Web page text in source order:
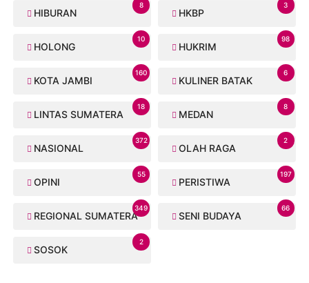
HIBURAN
8
HKBP
3
HOLONG
10
HUKRIM
98
KOTA JAMBI
160
KULINER BATAK
6
LINTAS SUMATERA
18
MEDAN
8
NASIONAL
372
OLAH RAGA
2
OPINI
55
PERISTIWA
197
REGIONAL SUMATERA
349
SENI BUDAYA
66
SOSOK
2